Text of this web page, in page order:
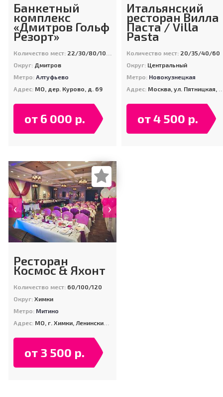
Банкетный
комплекс
«Дмитров Гольф
Резорт»
Количество мест: 22/30/80/100/180/200
Округ: Дмитров
Метро:Алтуфьево
Адрес: МО, дер. Курово, д. 69
от 6 000 р.
Итальянский
ресторан Вилла
Паста / Villa
Pasta
Количество мест: 20/35/40/60
Округ: Центральный
Метро: Новокузнецкая
Адрес: Москва, ул. Пятницкая, д. 26
от 4 500 р.
‹ ›
Ресторан
Космос & Яхонт
Количество мест: 60/100/120
Округ:Химки
Метро: Митино
Адрес: МО, г. Химки, Ленинский пр-т., д. 2Б (Парк им. Л.Н. Толстого)
от 3 500 р.